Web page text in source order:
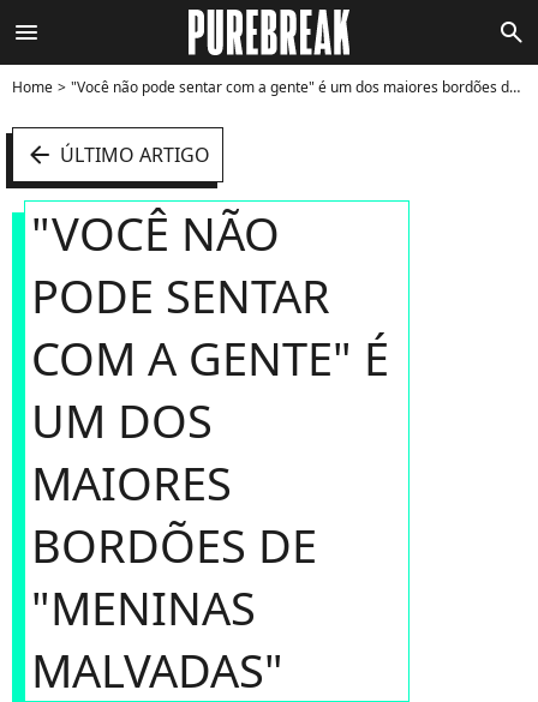
menu search
Home "Você não pode sentar com a gente" é um dos maiores bordões de "Meninas Malvadas" - Foto
arrow_left ÚLTIMO ARTIGO
"VOCÊ NÃO
PODE SENTAR
COM A GENTE" É
UM DOS
MAIORES
BORDÕES DE
"MENINAS
MALVADAS"